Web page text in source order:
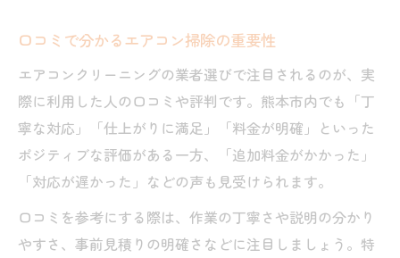
口コミで分かるエアコン掃除の重要性
エアコンクリーニングの業者選びで注目されるのが、実
際に利用した人の口コミや評判です。熊本市内でも「丁
寧な対応」「仕上がりに満足」「料金が明確」といった
ポジティブな評価がある一方、「追加料金がかかった」
「対応が遅かった」などの声も見受けられます。
口コミを参考にする際は、作業の丁寧さや説明の分かり
やすさ、事前見積りの明確さなどに注目しましょう。特